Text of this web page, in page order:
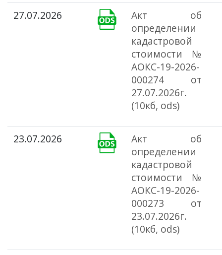
27.07.2026
Акт об
определении
кадастровой
стоимости №
АОКС-19-2026-
000274 от
27.07.2026г.
(10кб, ods)
23.07.2026
Акт об
определении
кадастровой
стоимости №
АОКС-19-2026-
000273 от
23.07.2026г.
(10кб, ods)